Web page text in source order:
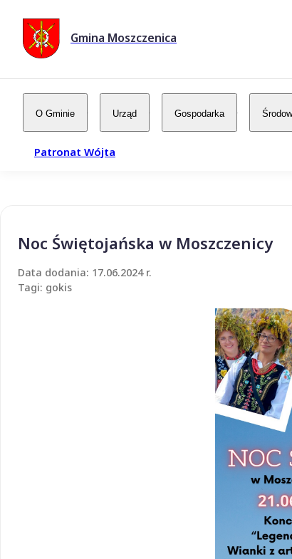
Gmina Moszczenica
O Gminie Urząd Gospodarka
Patronat Wójta
Noc Świętojańska w Moszczenicy
Data dodania: 17.06.2024 r.
Tagi: gokis